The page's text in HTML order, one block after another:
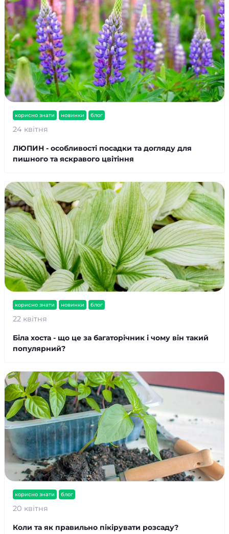
корисно знати новинки блог
24 квітня
ЛЮПИН - особливості посадки та догляду для
пишного та яскравого цвітіння
корисно знати новинки блог
22 квітня
Біла хоста - що це за багаторічник і чому він такий
популярний?
корисно знати блог
20 квітня
Коли та як правильно пікірувати розсаду?